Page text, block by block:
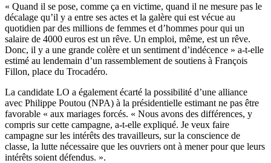
« Quand il se pose, comme ça en victime, quand il ne mesure pas le
décalage qu’il y a entre ses actes et la galère qui est vécue au
quotidien par des millions de femmes et d’hommes pour qui un
salaire de 4000 euros est un rêve. Un emploi, même, est un rêve.
Donc, il y a une grande colère et un sentiment d’indécence » a-t-elle
estimé au lendemain d’un rassemblement de soutiens à François
Fillon, place du Trocadéro.
La candidate LO a également écarté la possibilité d’une alliance
avec Philippe Poutou (NPA) à la présidentielle estimant ne pas être
favorable « aux mariages forcés. « Nous avons des différences, y
compris sur cette campagne, a-t-elle expliqué. Je veux faire
campagne sur les intérêts des travailleurs, sur la conscience de
classe, la lutte nécessaire que les ouvriers ont à mener pour que leurs
intérêts soient défendus. ».